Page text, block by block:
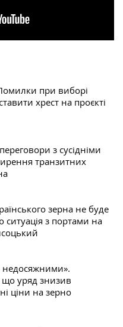
при виборі
хрест на проєкті
з сусідніми
транзитних
зерна не буде
ситуація з портами на
недосяжними».
уряд знизив
ціни на зерно